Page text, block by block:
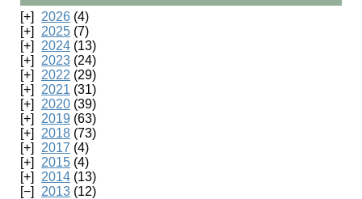
2026 (4)
2025 (7)
2024 (13)
2023 (24)
2022 (29)
2021 (31)
2020 (39)
2019 (63)
2018 (73)
2017 (4)
2015 (4)
2014 (13)
2013 (12)